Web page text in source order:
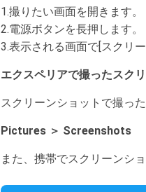
1.撮りたい画面を開きます。
2.電源ボタンを長押します。
3.表示される画面で[スクリ
エクスペリアで撮ったスク
スクリーンショットで撮っ
Pictures ＞ Screenshots
また、携帯でスクリーンシ